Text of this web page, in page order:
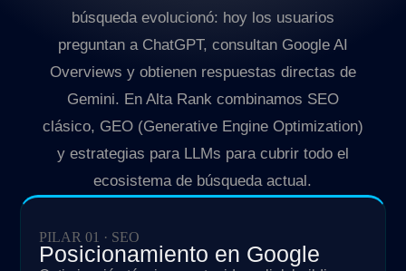
búsqueda evolucionó: hoy los usuarios
preguntan a ChatGPT, consultan Google AI
Overviews y obtienen respuestas directas de
Gemini. En Alta Rank combinamos SEO
clásico, GEO (Generative Engine Optimization)
y estrategias para LLMs para cubrir todo el
ecosistema de búsqueda actual.
PILAR 01 · SEO
Posicionamiento en Google